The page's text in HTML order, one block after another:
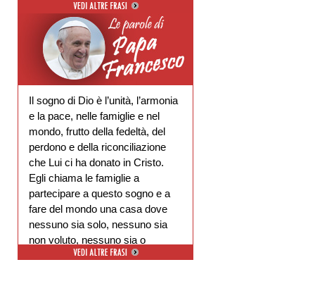
Il sogno di Dio è l’unità, l’armonia
e la pace, nelle famiglie e nel
mondo, frutto della fedeltà, del
perdono e della riconciliazione
che Lui ci ha donato in Cristo.
Egli chiama le famiglie a
partecipare a questo sogno e a
fare del mondo una casa dove
nessuno sia solo, nessuno sia
non voluto, nessuno sia o